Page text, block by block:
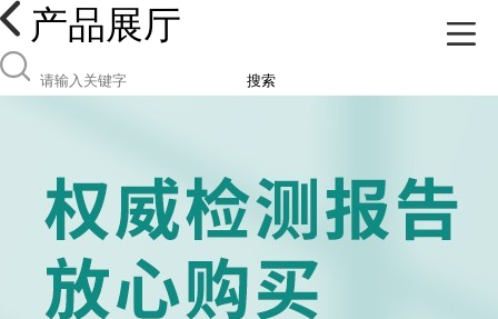
产品展厅
搜索